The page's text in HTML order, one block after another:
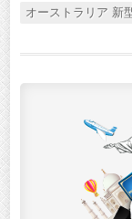
オーストラリア 新